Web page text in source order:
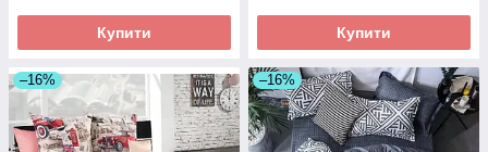
Купити Купити
–16% –16%